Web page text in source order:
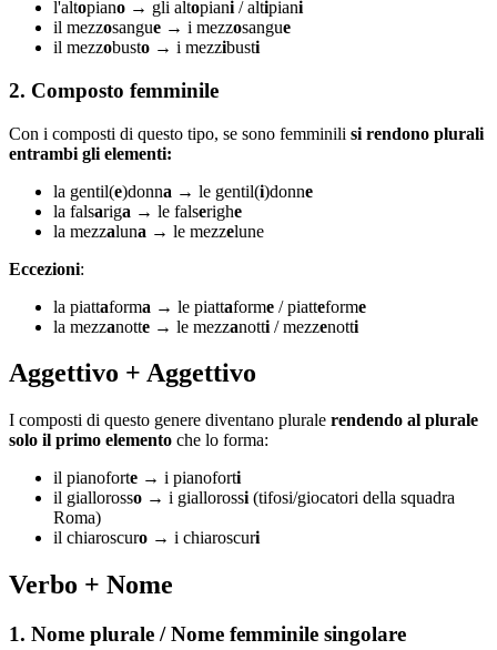
l'altopiano → gli altopiani / altipiani
il mezzosangue → i mezzosangue
il mezzobusto → i mezzibusti
2. Composto femminile
Con i composti di questo tipo, se sono femminili si rendono plurali
entrambi gli elementi:
la gentil(e)donna → le gentil(i)donne
la falsariga → le falserighe
la mezzaluna → le mezzelune
Eccezioni:
la piattaforma → le piattaforme / piatteforme
la mezzanotte → le mezzanotti / mezzenotti
Aggettivo + Aggettivo
I composti di questo genere diventano plurale rendendo al plurale
solo il primo elemento che lo forma:
il pianoforte → i pianoforti
il giallorosso → i giallorossi (tifosi/giocatori della squadra
Roma)
il chiaroscuro → i chiaroscuri
Verbo + Nome
1. Nome plurale / Nome femminile singolare